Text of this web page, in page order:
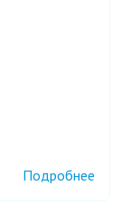
Подробнее